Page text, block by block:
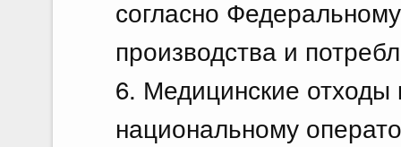
согласно
производства и
6. Медицинские
национальному